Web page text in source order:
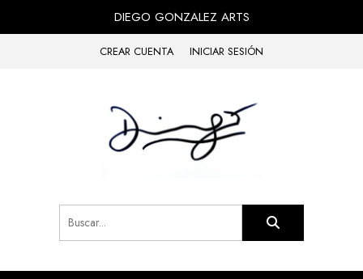
DIEGO GONZALEZ ARTS
CREAR CUENTA INICIAR SESIÓN